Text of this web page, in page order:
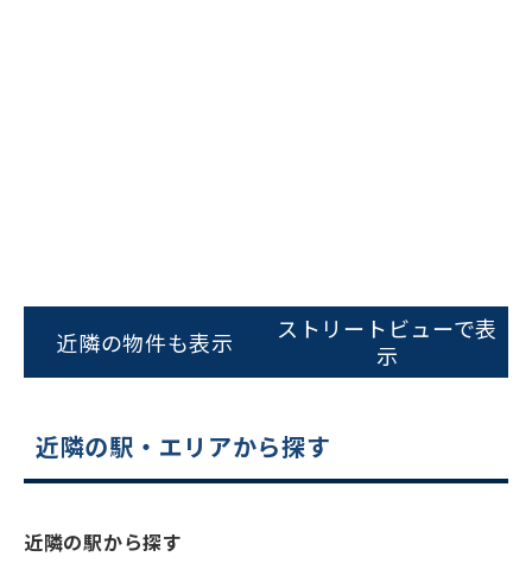
スムーズにご案内できます
0120-620-213
電話でお問い合わせ
近隣の物件も表示
ストリートビューで表
示
近隣の駅・エリアから探す
近隣の駅から探す